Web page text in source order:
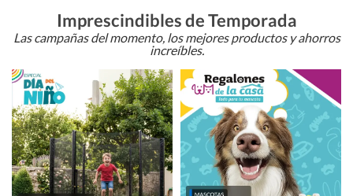
Imprescindibles de Temporada
Las campañas del momento, los mejores productos y ahorros
increíbles.